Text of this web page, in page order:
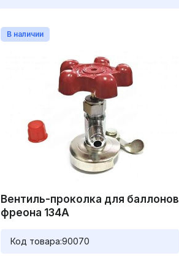
В наличии
Вентиль-проколка для баллонов
фреона 134A
Код товара:90070